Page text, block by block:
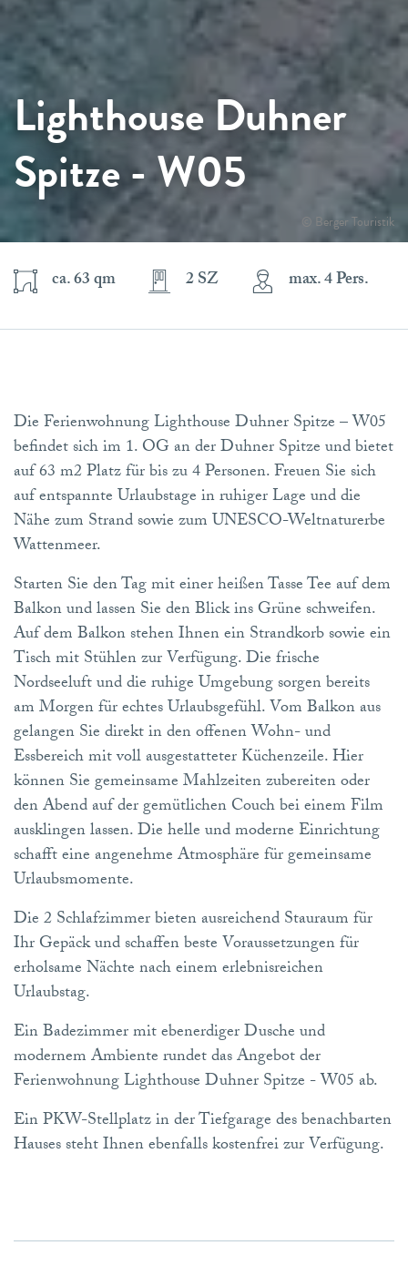
© Berger Touristik
Lighthouse Duhner
Spitze - W05
ca. 63 qm 2 SZ max. 4 Pers.
Die Ferienwohnung Lighthouse Duhner Spitze – W05
befindet sich im 1. OG an der Duhner Spitze und bietet
auf 63 m2 Platz für bis zu 4 Personen. Freuen Sie sich
auf entspannte Urlaubstage in ruhiger Lage und die
Nähe zum Strand sowie zum UNESCO-Weltnaturerbe
Wattenmeer.
Starten Sie den Tag mit einer heißen Tasse Tee auf dem
Balkon und lassen Sie den Blick ins Grüne schweifen.
Auf dem Balkon stehen Ihnen ein Strandkorb sowie ein
Tisch mit Stühlen zur Verfügung. Die frische
Nordseeluft und die ruhige Umgebung sorgen bereits
am Morgen für echtes Urlaubsgefühl. Vom Balkon aus
gelangen Sie direkt in den offenen Wohn- und
Essbereich mit voll ausgestatteter Küchenzeile. Hier
können Sie gemeinsame Mahlzeiten zubereiten oder
den Abend auf der gemütlichen Couch bei einem Film
ausklingen lassen. Die helle und moderne Einrichtung
schafft eine angenehme Atmosphäre für gemeinsame
Urlaubsmomente.
Die 2 Schlafzimmer bieten ausreichend Stauraum für
Ihr Gepäck und schaffen beste Voraussetzungen für
erholsame Nächte nach einem erlebnisreichen
Urlaubstag.
Ein Badezimmer mit ebenerdiger Dusche und
modernem Ambiente rundet das Angebot der
Ferienwohnung Lighthouse Duhner Spitze - W05 ab.
Ein PKW-Stellplatz in der Tiefgarage des benachbarten
Hauses steht Ihnen ebenfalls kostenfrei zur Verfügung.